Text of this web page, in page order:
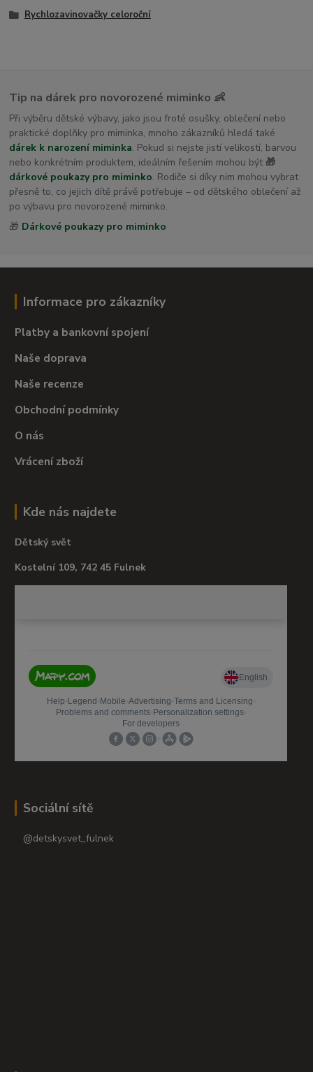
Rychlozavinovačky celoroční
Tip na dárek pro novorozené miminko 👶
Při výběru dětské výbavy, jako jsou froté osušky, oblečení nebo
praktické doplňky pro miminka, mnoho zákazníků hledá také
dárek k narození miminka. Pokud si nejste jistí velikostí, barvou
nebo konkrétním produktem, ideálním řešením mohou být 🎁
dárkové poukazy pro miminko. Rodiče si díky nim mohou vybrat
přesně to, co jejich dítě právě potřebuje – od dětského oblečení až
po výbavu pro novorozené miminko.
🎁 Dárkové poukazy pro miminko
Informace pro zákazníky
Platby a bankovní spojení
Naše doprava
Naše recenze
Obchodní podmínky
O nás
Vrácení zboží
Kde nás najdete
Dětský svět
Kostelní 109, 742 45 Fulnek
Sociální sítě
@detskysvet_fulnek